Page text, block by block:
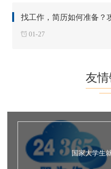
找工作，简历如何准备？
01-27
友
国家大学生